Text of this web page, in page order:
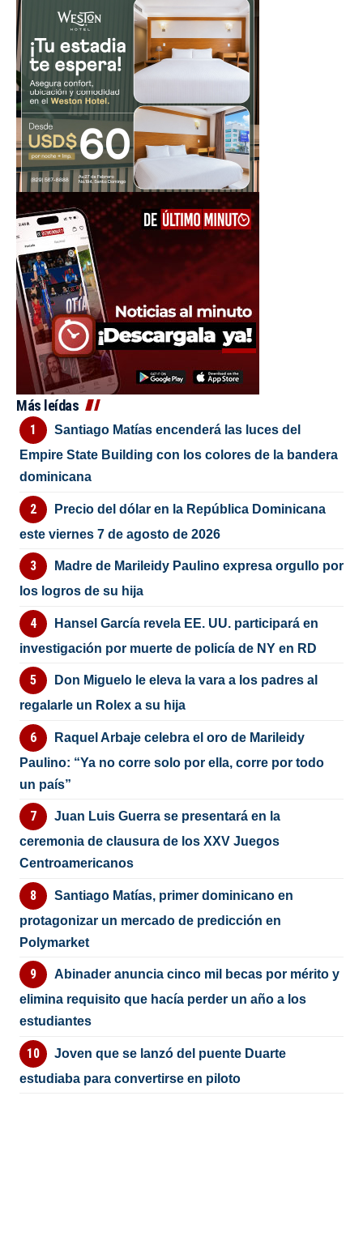
Más leídas
Santiago Matías encenderá las luces del
Empire State Building con los colores de la bandera
dominicana
Precio del dólar en la República Dominicana
este viernes 7 de agosto de 2026
Madre de Marileidy Paulino expresa orgullo por
los logros de su hija
Hansel García revela EE. UU. participará en
investigación por muerte de policía de NY en RD
Don Miguelo le eleva la vara a los padres al
regalarle un Rolex a su hija
Raquel Arbaje celebra el oro de Marileidy
Paulino: “Ya no corre solo por ella, corre por todo
un país”
Juan Luis Guerra se presentará en la
ceremonia de clausura de los XXV Juegos
Centroamericanos
Santiago Matías, primer dominicano en
protagonizar un mercado de predicción en
Polymarket
Abinader anuncia cinco mil becas por mérito y
elimina requisito que hacía perder un año a los
estudiantes
Joven que se lanzó del puente Duarte
estudiaba para convertirse en piloto